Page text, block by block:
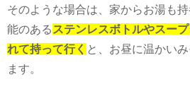
そのような場合は、家からお湯も
能のある ステンレスボトルやスー
れて持って行く と、お昼に温かい
ます。